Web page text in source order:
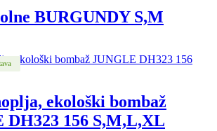
BURGUNDY S,M
ekološki bombaž
DH323 156 S,M,L,XL